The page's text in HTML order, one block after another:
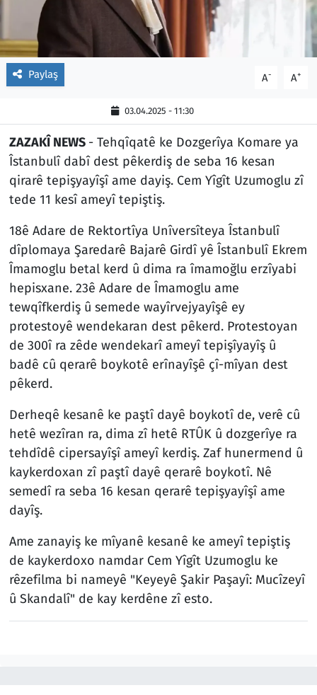
Paylaş A- A+
03.04.2025 - 11:30
ZAZAKÎ NEWS - Tehqîqatê ke Dozgerîya Komare ya
Îstanbulî dabî dest pêkerdiş de seba 16 kesan
qirarê tepişyayîşî ame dayiş. Cem Yîgît Uzumoglu zî
tede 11 kesî ameyî tepiştiş.
18ê Adare de Rektortîya Unîversîteya Îstanbulî
dîplomaya Şaredarê Bajarê Girdî yê Îstanbulî Ekrem
Îmamoglu betal kerd û dima ra îmamoğlu erzîyabi
hepisxane. 23ê Adare de Îmamoglu ame
tewqîfkerdiş û semede wayîrvejyayîşê ey
protestoyê wendekaran dest pêkerd. Protestoyan
de 300î ra zêde wendekarî ameyî tepişîyayîş û
badê cû qerarê boykotê erînayîşê çî-mîyan dest
pêkerd.
Derheqê kesanê ke paştî dayê boykotî de, verê cû
hetê wezîran ra, dima zî hetê RTÛK û dozgerîye ra
tehdîdê cipersayîşî ameyî kerdiş. Zaf hunermend û
kaykerdoxan zî paştî dayê qerarê boykotî. Nê
semedî ra seba 16 kesan qerarê tepişyayîşî ame
dayîş.
Ame zanayiş ke mîyanê kesanê ke ameyî tepiştiş
de kaykerdoxo namdar Cem Yîgît Uzumoglu ke
rêzefilma bi nameyê "Keyeyê Şakir Paşayî: Mucîzeyî
û Skandalî" de kay kerdêne zî esto.